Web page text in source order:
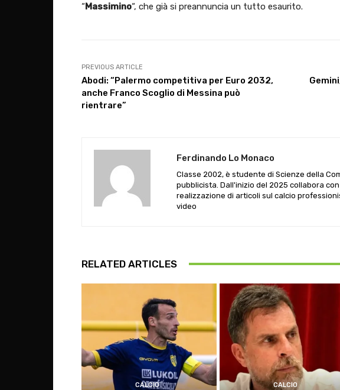
“Massimino“, che già si preannuncia un tutto esaurito.
PREVIOUS ARTICLE
Abodi: “Palermo competitiva per Euro 2032,
anche Franco Scoglio di Messina può
rientrare”
Ferdinando Lo Monaco
Classe 2002, è studente di Scienze della
pubblicista. Dall'inizio del 2025 collabora
realizzazione di articoli sul calcio
video
RELATED ARTICLES
CALCIO CALCIO